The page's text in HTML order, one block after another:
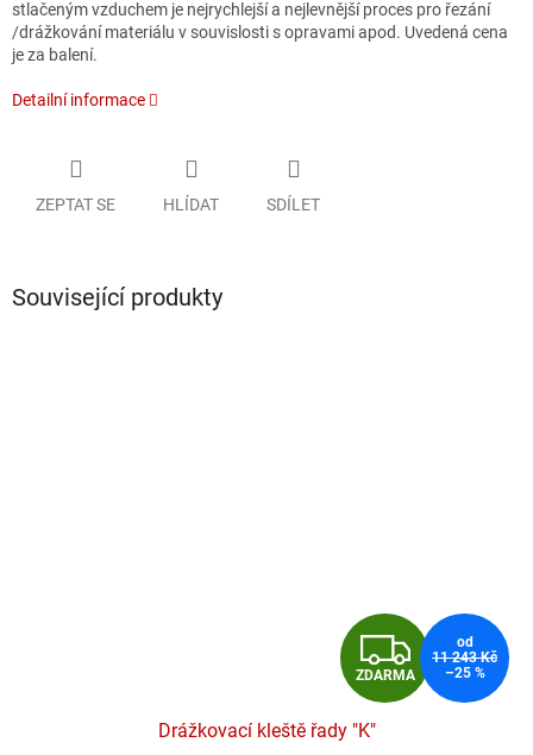
stlačeným vzduchem je nejrychlejší a nejlevnější proces pro řezání
/drážkování materiálu v souvislosti s opravami apod. Uvedená cena
je za balení.
Detailní informace
ZEPTAT SE HLÍDAT SDÍLET
Související produkty
Z
D
ZDARMA
od
11 243 Kč
–25 %
Drážkovací kleště řady "K"